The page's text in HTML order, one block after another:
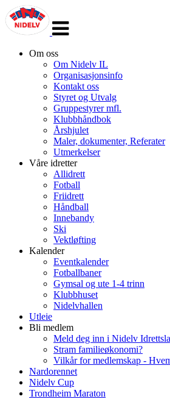
navigasjon
Om oss
Om Nidelv IL
Organisasjonsinfo
Kontakt oss
Styret og Utvalg
Gruppestyrer mfl.
Klubbhåndbok
Årshjulet
Maler, dokumenter, Referater
Utmerkelser
Våre idretter
Allidrett
Fotball
Friidrett
Håndball
Innebandy
Ski
Vektløfting
Kalender
Eventkalender
Fotballbaner
Gymsal og ute 1-4 trinn
Klubbhuset
Nidelvhallen
Utleie
Bli medlem
Meld deg inn i Nidelv
Stram familieøkonomi?
Vilkår for medlemskap -
Nardorennet
Nidelv Cup
Trondheim Maraton